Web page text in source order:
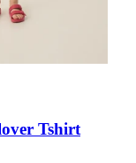
Tshirt